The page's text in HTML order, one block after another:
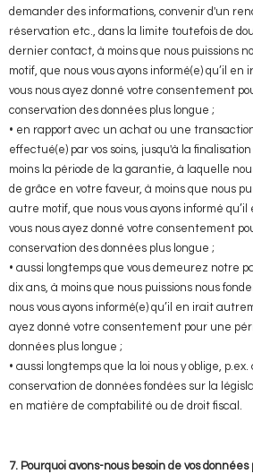
demander des informations, convenir d'un
réservation etc., dans la limite toutefois de
dernier contact, à moins que nous puissions
motif, que nous vous ayons informé(e) qu’il
vous nous ayez donné votre consentement
conservation des données plus longue ;
• en rapport avec un achat ou une
effectué(e) par vos soins, jusqu'à la
moins la période de la garantie, à laquelle
de grâce en votre faveur, à moins que nous
autre motif, que nous vous ayons informé
vous nous ayez donné votre consentement
conservation des données plus longue ;
• aussi longtemps que vous demeurez notre
dix ans, à moins que nous puissions nous
nous vous ayons informé(e) qu’il en irait
ayez donné votre consentement pour une
données plus longue ;
• aussi longtemps que la loi nous y oblige,
conservation de données fondées sur la
en matière de comptabilité ou de droit fiscal.
7. Pourquoi avons-nous besoin de vos